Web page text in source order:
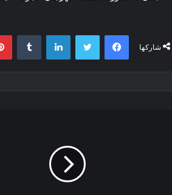
شاركها
فيسبوك لينكدإن